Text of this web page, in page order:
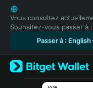
English
日本語
Tiếng Việt
Español (Latinoamérica)
Türkçe
Italiano
Vous consultez
Souhaitez-vous passer à :
Passer à : English